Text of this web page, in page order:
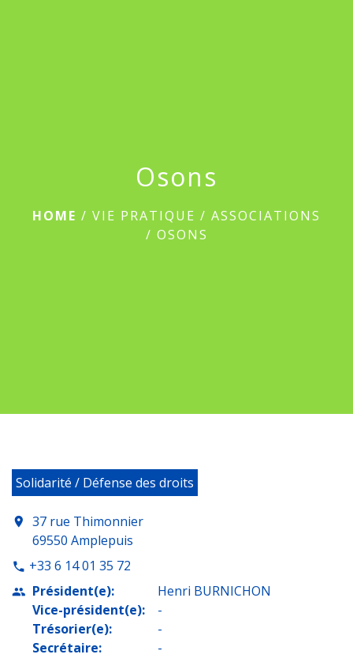
Osons
HOME / VIE PRATIQUE / ASSOCIATIONS
/ OSONS
Solidarité / Défense des droits
location_on
37 rue Thimonnier
69550 Amplepuis
phone +33 6 14 01 35 72
people Président(e):
Vice-président(e):
Trésorier(e):
Secrétaire:
Henri BURNICHON
-
-
-